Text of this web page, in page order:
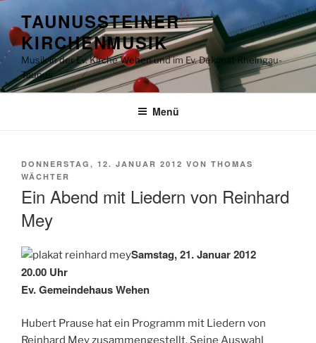
Inhalt
springen
TAUNUSSTEINER
KIRCHENMUSIK
Musik in der Ev. Kirche Wehen und im Ev. Dekanat Rheingau-
Taunus
Menü
VERÖFFENTLICHT
AM
DONNERSTAG, 12. JANUAR 2012 VON THOMAS
WÄCHTER
Ein Abend mit Liedern von Reinhard
Mey
Samstag, 21. Januar 2012
20.00 Uhr
Ev. Gemeindehaus Wehen
Hubert Prause hat ein Programm mit Liedern von
Reinhard Mey zusammengestellt. Seine Auswahl